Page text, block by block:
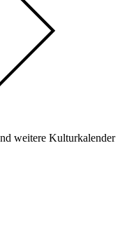
weitere Kulturkalender